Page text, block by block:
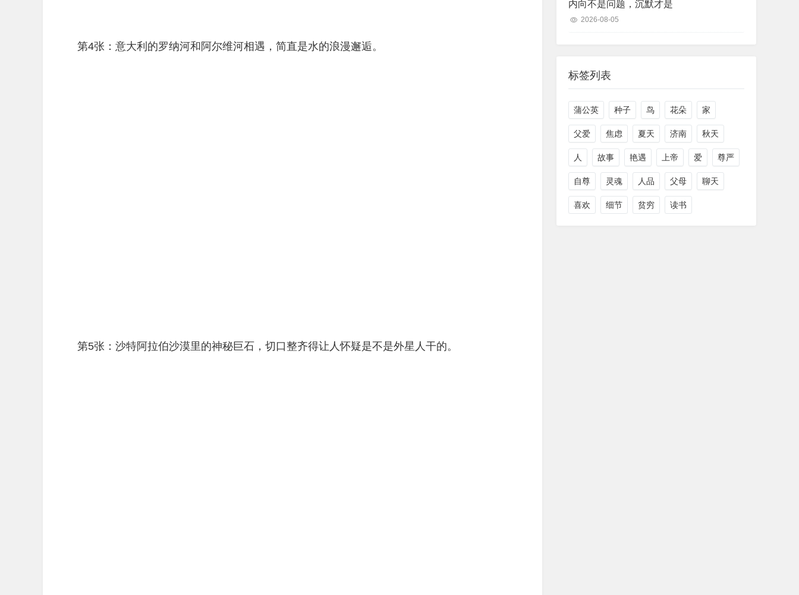
第4张：意大利的罗纳河和阿尔维河相遇，简直是水的浪漫邂逅。
第5张：沙特阿拉伯沙漠里的神秘巨石，切口整齐得让人怀疑是不是外星人干的。
内向不是问题，沉默才是
2026-08-05
标签列表
蒲公英 种子 鸟 花朵 家
父爱 焦虑 夏天 济南 秋天
人 故事 艳遇 上帝 爱 尊严
自尊 灵魂 人品 父母 聊天
喜欢 细节 贫穷 读书